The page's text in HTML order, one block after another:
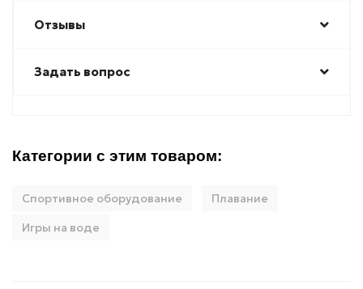
Отзывы
Задать вопрос
Категории с этим товаром:
Спортивное оборудование
Плавание
Игры на воде